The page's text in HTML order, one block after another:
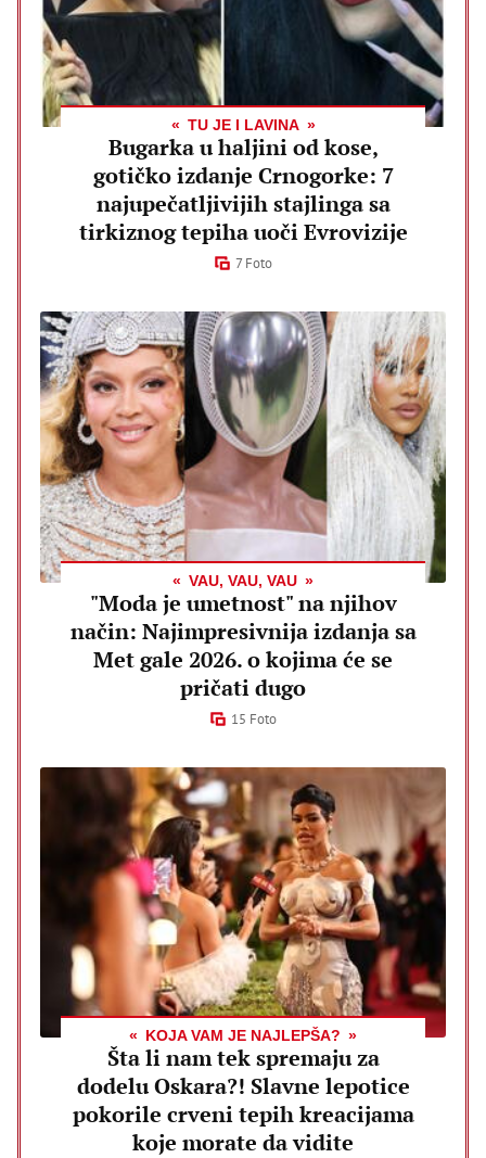
TU JE I LAVINA
Bugarka u haljini od kose,
gotičko izdanje Crnogorke: 7
najupečatljivijih stajlinga sa
tirkiznog tepiha uoči Evrovizije
7 Foto
VAU, VAU, VAU
"Moda je umetnost" na njihov
način: Najimpresivnija izdanja sa
Met gale 2026. o kojima će se
pričati dugo
15 Foto
KOJA VAM JE NAJLEPŠA?
Šta li nam tek spremaju za
dodelu Oskara?! Slavne lepotice
pokorile crveni tepih kreacijama
koje morate da vidite